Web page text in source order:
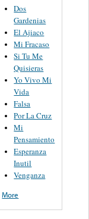
Dos
Gardenias
El Ajiaco
Mi Fracaso
Si Tu Me
Quisieras
Yo Vivo Mi
Vida
Falsa
Por La Cruz
Mi
Pensamiento
Esperanza
Inutil
Venganza
More